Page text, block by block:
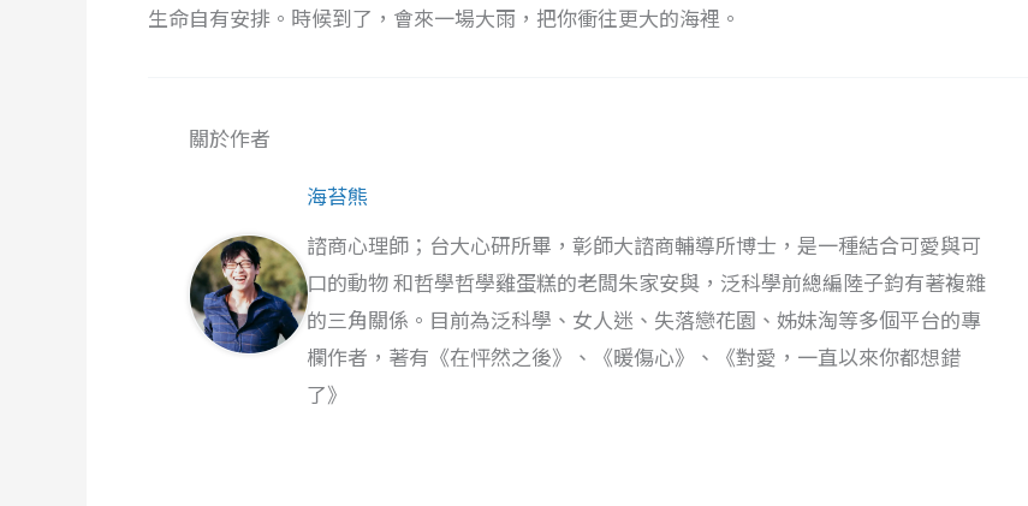
生命自有安排。時候到了，會來一場大雨，把你衝往更大的海裡。
關於作者
海苔熊
諮商心理師；台大心研所畢，彰師大諮商輔導所博士，是一種結合可愛與可
口的動物 和哲學哲學雞蛋糕的老闆朱家安與，泛科學前總編陸子鈞有著複雜
的三角關係。目前為泛科學、女人迷、失落戀花園、姊妹淘等多個平台的專
欄作者，著有《在怦然之後》、《暖傷心》、《對愛，一直以來你都想錯
了》